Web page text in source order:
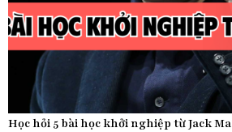
Học hỏi 5 bài học khởi nghiệp từ Jack Ma